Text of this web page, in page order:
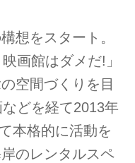
想をスタート。
画館はダメだ!」
空間づくりを目
どを経て2013年
本格的に活動を
のレンタルスペ